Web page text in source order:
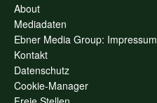
About
Mediadaten
Ebner Media Group: Impressum
Kontakt
Datenschutz
Cookie-Manager